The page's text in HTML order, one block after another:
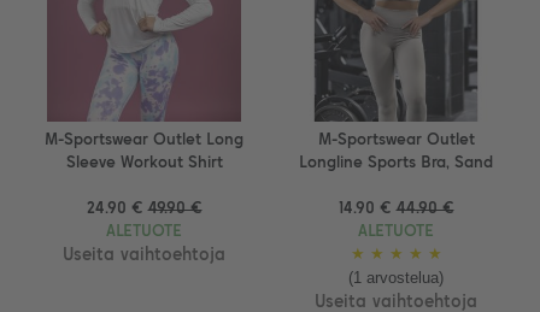
M-Sportswear Outlet Long
Sleeve Workout Shirt
24.90 € 49.90 €
ALETUOTE
Useita vaihtoehtoja
M-Sportswear Outlet
Longline Sports Bra, Sand
14.90 € 44.90 €
ALETUOTE
★ ★ ★ ★ ★
(1 arvostelua)
Useita vaihtoehtoja